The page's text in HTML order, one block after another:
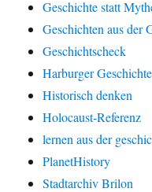
Geschichte statt
Geschichten aus der
Geschichtscheck
Harburger Geschichte
Historisch denken
Holocaust-Referenz
lernen aus der
PlanetHistory
Stadtarchiv Brilon